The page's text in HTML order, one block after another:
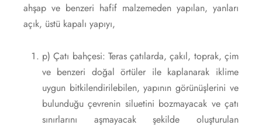
ahşap ve benzeri hafif malzemeden yapılan, yanları
açık, üstü kapalı yapıyı,
p) Çatı bahçesi: Teras çatılarda, çakıl, toprak, çim
ve benzeri doğal örtüler ile kaplanarak iklime
uygun bitkilendirilebilen, yapının görünüşlerini ve
bulunduğu çevrenin siluetini bozmayacak ve çatı
sınırlarını aşmayacak şekilde oluşturulan